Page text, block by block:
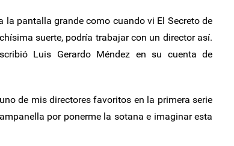
la pantalla grande como cuando vi El Secreto de
suerte, podría trabajar con un director así.
Luis Gerardo Méndez en su cuenta de
de mis directores favoritos en la primera serie
por ponerme la sotana e imaginar esta